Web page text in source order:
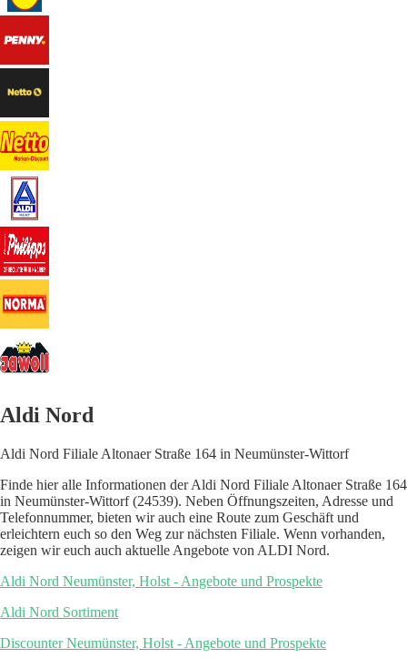
Aldi Nord
Aldi Nord Filiale Altonaer Straße 164 in Neumünster-Wittorf
Finde hier alle Informationen der Aldi Nord Filiale Altonaer Straße 164
in Neumünster-Wittorf (24539). Neben Öffnungszeiten, Adresse und
Telefonnummer, bieten wir auch eine Route zum Geschäft und
erleichtern euch so den Weg zur nächsten Filiale. Wenn vorhanden,
zeigen wir euch auch aktuelle Angebote von ALDI Nord.
Aldi Nord Neumünster, Holst - Angebote und Prospekte
Aldi Nord Sortiment
Discounter Neumünster, Holst - Angebote und Prospekte